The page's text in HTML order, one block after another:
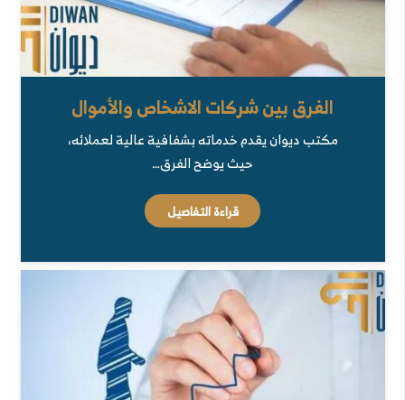
الفرق بين شركات الاشخاص والأموال
مكتب ديوان يقدم خدماته بشفافية عالية لعملائه،
حيث يوضح الفرق…
قراءة التفاصيل